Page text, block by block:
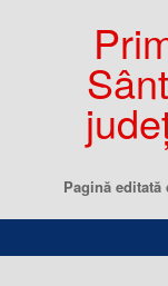
Pagină